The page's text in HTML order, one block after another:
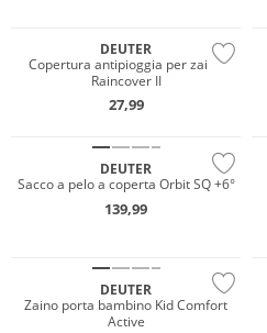
DEUTER
Copertura antipioggia per zaino
Raincover II
27,99
DEUTER
Sacco a pelo a coperta Orbit SQ +6°
139,99
DEUTER
Zaino porta bambino Kid Comfort
Active